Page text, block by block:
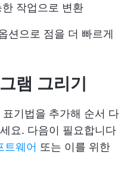
작업으로 변환
션으로 점을 더 빠르게
램 그리기
기법을 추가해 순서 다
요. 다음이 필요합니다
트웨어 또는 이를 위한